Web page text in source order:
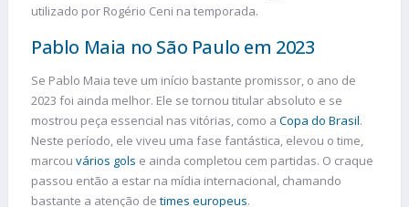
utilizado por Rogério Ceni na temporada.
Pablo Maia no São Paulo em 2023
Se Pablo Maia teve um início bastante promissor, o ano de
2023 foi ainda melhor. Ele se tornou titular absoluto e se
mostrou peça essencial nas vitórias, como a Copa do Brasil.
Neste período, ele viveu uma fase fantástica, elevou o time,
marcou vários gols e ainda completou cem partidas. O craque
passou então a estar na mídia internacional, chamando
bastante a atenção de times europeus.